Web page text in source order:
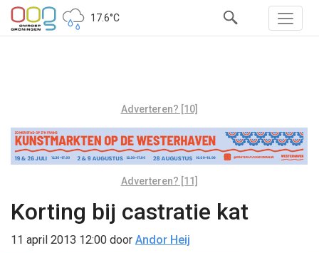
17.6°C
Adverteren? [10]
Adverteren? [11]
Korting bij castratie kat
11 april 2013 12:00 door Andor Heij